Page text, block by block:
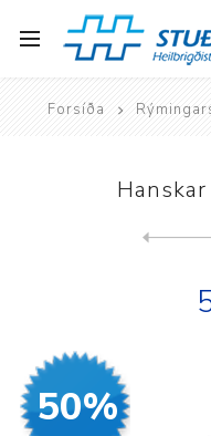
Forsíða
50%